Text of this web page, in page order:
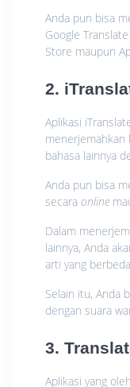
Anda pun bisa
Google
Store maupun
2.
Aplikasi
menerjemahkan
bahasa lainnya
Anda pun bisa
secara online
Dalam
lainnya, Anda
arti yang
Selain itu, Anda
dengan suara
3.
Aplikasi yang